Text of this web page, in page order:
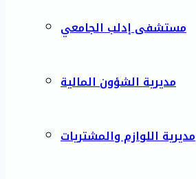
مستشفى إدلب الجامعي
مديرية الشؤون المالية
مديرية اللوازم والمشتريات